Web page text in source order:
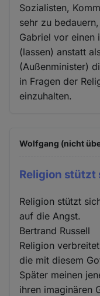
Sozialisten,
sehr zu
Gabriel vor einen
(lassen) anstatt
(Außenminister)
in Fragen der
einzuhalten.
Wolfgang (nicht
Religion stützt
Religion stützt
auf die Angst.
Bertrand Russell
Religion
die mit diesem
Später meinen
ihren imaginären